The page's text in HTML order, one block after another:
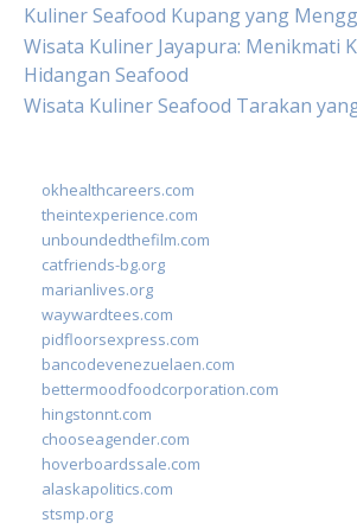
Kuliner Seafood Kupang yang
Wisata Kuliner Jayapura: Menikmati
Hidangan Seafood
Wisata Kuliner Seafood Tarakan
okhealthcareers.com
theintexperience.com
unboundedthefilm.com
catfriends-bg.org
marianlives.org
waywardtees.com
pidfloorsexpress.com
bancodevenezuelaen.com
bettermoodfoodcorporation.com
hingstonnt.com
chooseagender.com
hoverboardssale.com
alaskapolitics.com
stsmp.org